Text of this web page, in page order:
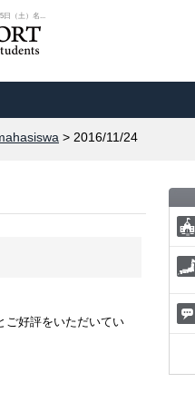
日（土）名...
> 2016/11/24
ご好評をいただいてい